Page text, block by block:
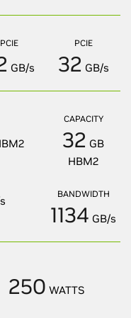
PCIE
GB/s
PCIE
32 GB/s
CAPACITY
32 GB
HBM2
BANDWIDTH
1134 GB/s
250 WATTS